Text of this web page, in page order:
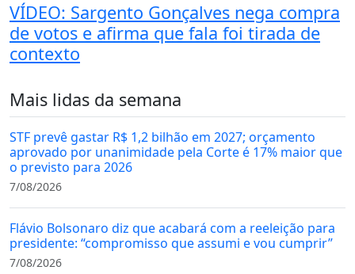
VÍDEO: Sargento Gonçalves nega compra
de votos e afirma que fala foi tirada de
contexto
Mais lidas da semana
STF prevê gastar R$ 1,2 bilhão em 2027; orçamento
aprovado por unanimidade pela Corte é 17% maior que
o previsto para 2026
7/08/2026
Flávio Bolsonaro diz que acabará com a reeleição para
presidente: “compromisso que assumi e vou cumprir”
7/08/2026